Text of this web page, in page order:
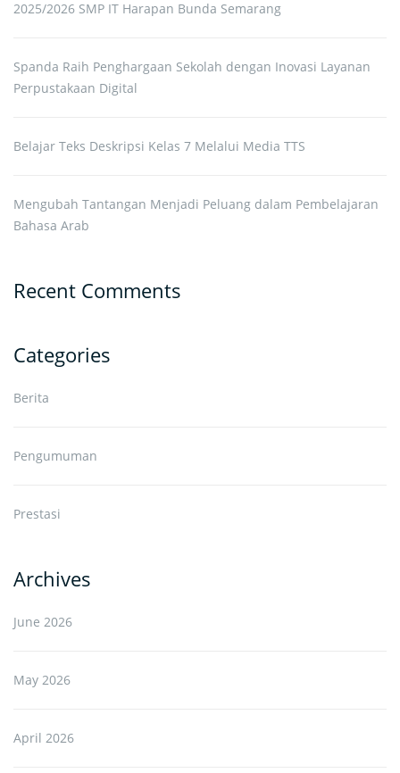
2025/2026 SMP IT Harapan Bunda Semarang
Spanda Raih Penghargaan Sekolah dengan Inovasi Layanan
Perpustakaan Digital
Belajar Teks Deskripsi Kelas 7 Melalui Media TTS
Mengubah Tantangan Menjadi Peluang dalam Pembelajaran
Bahasa Arab
Recent Comments
Categories
Berita
Pengumuman
Prestasi
Archives
June 2026
May 2026
April 2026